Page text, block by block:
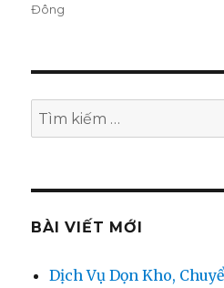
Đông
Tìm
kiếm:
BÀI VIẾT MỚI
Dịch Vụ Dọn Kho,